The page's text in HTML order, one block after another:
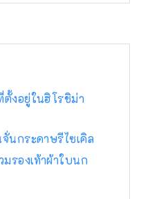
มในการผลิตรองเท้า ร้าน
ตั้งอยู่ในฮิโรชิม่า
นกระดาษรีไซเคิล
รองเท้าผ้าใบนก